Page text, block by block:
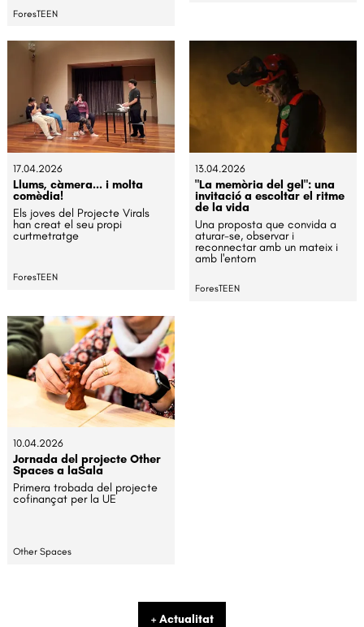
ForesTEEN
17.04.2026
Llums, càmera... i molta
comèdia!
Els joves del Projecte Virals
han creat el seu propi
curtmetratge
ForesTEEN
13.04.2026
"La memòria del gel": una
invitació a escoltar el ritme
de la vida
Una proposta que convida a
aturar-se, observar i
reconnectar amb un mateix i
amb l'entorn
ForesTEEN
10.04.2026
Jornada del projecte Other
Spaces a laSala
Primera trobada del projecte
cofinançat per la UE
Other Spaces
+ Actualitat